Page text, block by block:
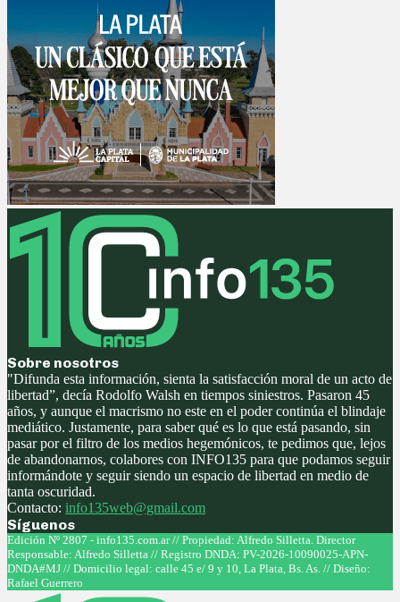
Sobre nosotros
"Difunda esta información, sienta la satisfacción moral de un acto de
libertad”, decía Rodolfo Walsh en tiempos siniestros. Pasaron 45
años, y aunque el macrismo no este en el poder continúa el blindaje
mediático. Justamente, para saber qué es lo que está pasando, sin
pasar por el filtro de los medios hegemónicos, te pedimos que, lejos
de abandonarnos, colabores con INFO135 para que podamos seguir
informándote y seguir siendo un espacio de libertad en medio de
tanta oscuridad.
Contacto: info135web@gmail.com
Síguenos
Facebook
Twitter
Instagram
Youtube
Edición Nº 2807 - info135.com.ar // Propiedad: Alfredo Silletta. Director
Responsable: Alfredo Silletta // Registro DNDA: PV-2026-10090025-APN-
DNDA#MJ // Domicilio legal: calle 45 e/ 9 y 10, La Plata, Bs. As. // Diseño:
Rafael Guerrero